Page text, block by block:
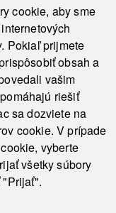
cookie, aby sme
Pokiaľ prijmete
obsah a
vašim
riešiť
sa dozviete na
cookie. V prípade
vyberte
všetky súbory
"Prijať".
osobných údajov
Admin
Policy and Terms of